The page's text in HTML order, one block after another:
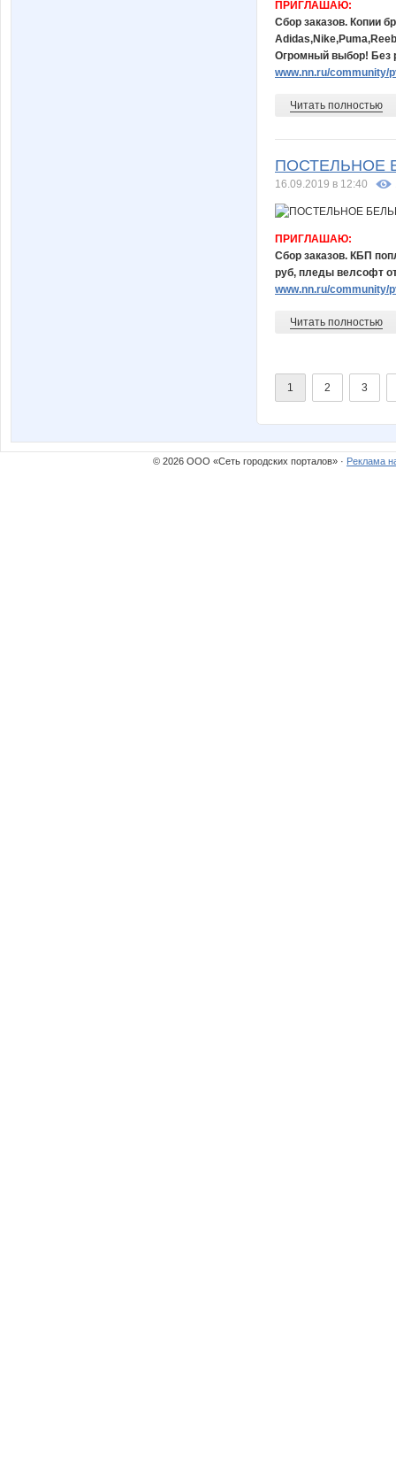
ПРИГЛАШАЮ:
Сбор заказов. Копии
Огромный выбор! Без
www.nn.ru/community/
Читать полностью
ПОСТЕЛЬНОЕ
16.09.2019 в 12:40
ПРИГЛАШАЮ:
Сбор заказов. КБП
руб, пледы велсофт
www.nn.ru/community/
Читать полностью
1 2 3
© 2026 ООО «Сеть городских порталов» · Реклама